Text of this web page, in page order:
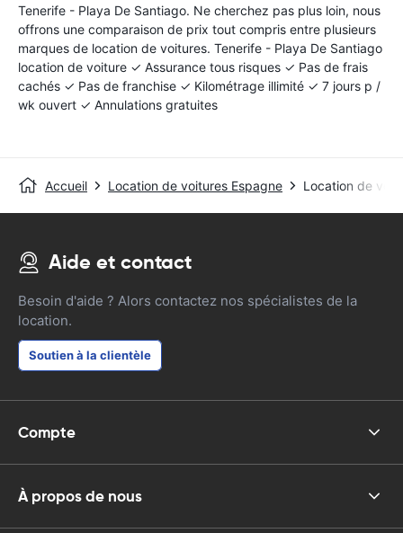
Tenerife - Playa De Santiago. Ne cherchez pas plus loin, nous
offrons une comparaison de prix tout compris entre plusieurs
marques de location de voitures. Tenerife - Playa De Santiago
location de voiture ✓ Assurance tous risques ✓ Pas de frais
cachés ✓ Pas de franchise ✓ Kilométrage illimité ✓ 7 jours p /
wk ouvert ✓ Annulations gratuites
Accueil Location de voitures Espagne Location de
Aide et contact
Besoin d'aide ? Alors contactez nos spécialistes de la
location.
Soutien à la clientèle
Compte
À propos de nous